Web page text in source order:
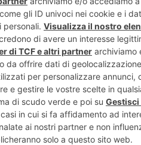
di serenità. Il dono
anti Covid.
visite